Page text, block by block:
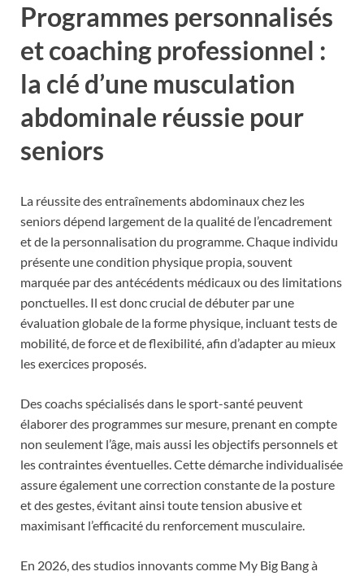
Programmes personnalisés
et coaching professionnel :
la clé d’une musculation
abdominale réussie pour
seniors
La réussite des entraînements abdominaux chez les
seniors dépend largement de la qualité de l’encadrement
et de la personnalisation du programme. Chaque individu
présente une condition physique propia, souvent
marquée par des antécédents médicaux ou des limitations
ponctuelles. Il est donc crucial de débuter par une
évaluation globale de la forme physique, incluant tests de
mobilité, de force et de flexibilité, afin d’adapter au mieux
les exercices proposés.
Des coachs spécialisés dans le sport-santé peuvent
élaborer des programmes sur mesure, prenant en compte
non seulement l’âge, mais aussi les objectifs personnels et
les contraintes éventuelles. Cette démarche individualisée
assure également une correction constante de la posture
et des gestes, évitant ainsi toute tension abusive et
maximisant l’efficacité du renforcement musculaire.
En 2026, des studios innovants comme My Big Bang à